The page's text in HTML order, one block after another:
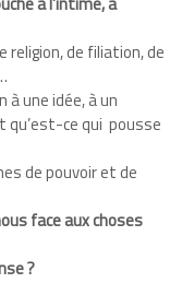
religion, de filiation, de
à une idée, à un
qu’est-ce qui pousse
de pouvoir et de
face aux choses
?